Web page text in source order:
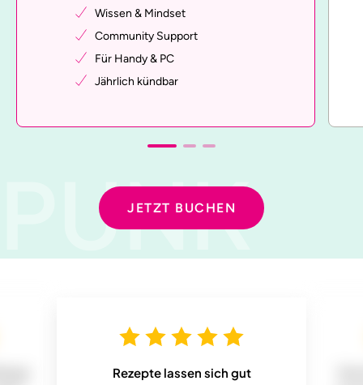
PUNK
Wissen & Mindset
Community Support
Für Handy & PC
Jährlich kündbar
JETZT BUCHEN
Rezepte lassen sich gut